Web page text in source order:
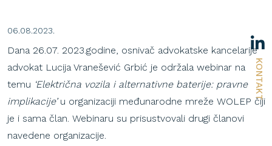
KONTAKT
06.08.2023.
Dana 26.07. 2023.godine, osnivač advokatske kancelarije
advokat Lucija Vranešević Grbić je održala webinar na
temu ‘Električna vozila i alternativne baterije: pravne
implikacije’u organizaciji međunarodne mreže WOLEP čiji
je i sama član. Webinaru su prisustvovali drugi članovi
navedene organizacije.